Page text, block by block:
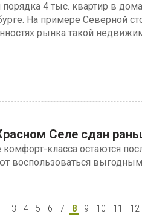
порядка 4 тыс. квартир в
На примере Северной
рынка такой
Селе сдан
класса остаются
воспользоваться
3 4 5 6 7 8 9 10 11 12